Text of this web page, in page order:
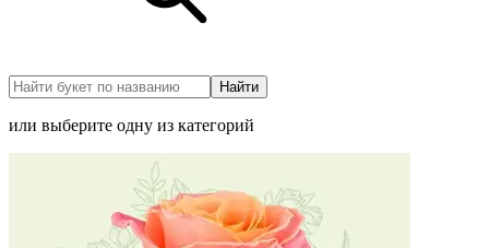
Найти
или выберите одну из категорий